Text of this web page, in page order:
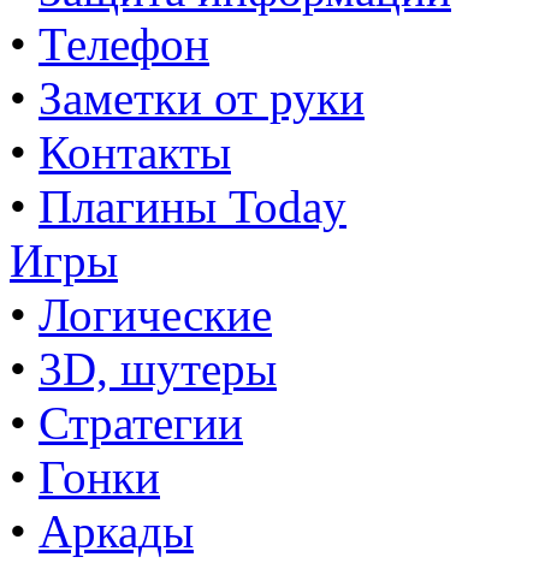
• Телефон
• Заметки от руки
• Контакты
• Плагины Today
Игры
• Логические
• 3D, шутеры
• Стратегии
• Гонки
• Аркады